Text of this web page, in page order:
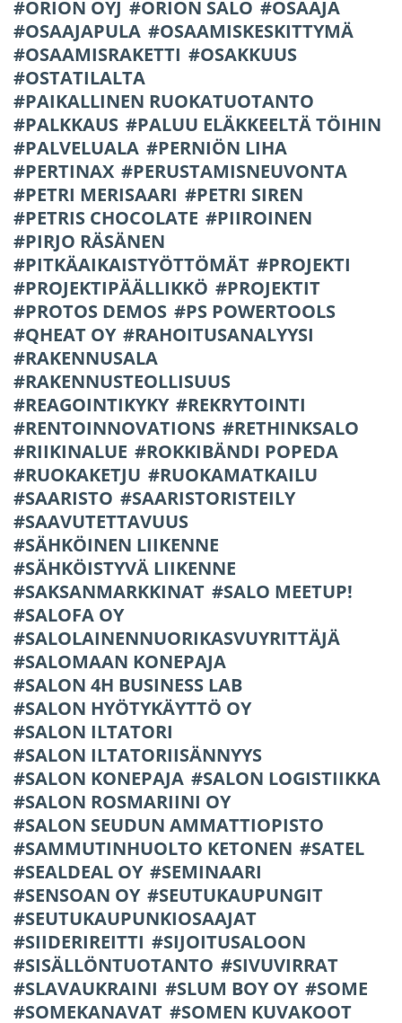
ORION OYJ
ORION SALO
OSAAJA
OSAAJAPULA
OSAAMISKESKITTYMÄ
OSAAMISRAKETTI
OSAKKUUS
OSTATILALTA
PAIKALLINEN RUOKATUOTANTO
PALKKAUS
PALUU ELÄKKEELTÄ TÖIHIN
PALVELUALA
PERNIÖN LIHA
PERTINAX
PERUSTAMISNEUVONTA
PETRI MERISAARI
PETRI SIREN
PETRIS CHOCOLATE
PIIROINEN
PIRJO RÄSÄNEN
PITKÄAIKAISTYÖTTÖMÄT
PROJEKTI
PROJEKTIPÄÄLLIKKÖ
PROJEKTIT
PROTOS DEMOS
PS POWERTOOLS
QHEAT OY
RAHOITUSANALYYSI
RAKENNUSALA
RAKENNUSTEOLLISUUS
REAGOINTIKYKY
REKRYTOINTI
RENTOINNOVATIONS
RETHINKSALO
RIIKINALUE
ROKKIBÄNDI POPEDA
RUOKAKETJU
RUOKAMATKAILU
SAARISTO
SAARISTORISTEILY
SAAVUTETTAVUUS
SÄHKÖINEN LIIKENNE
SÄHKÖISTYVÄ LIIKENNE
SAKSANMARKKINAT
SALO MEETUP!
SALOFA OY
SALOLAINENNUORIKASVUYRITTÄJÄ
SALOMAAN KONEPAJA
SALON 4H BUSINESS LAB
SALON HYÖTYKÄYTTÖ OY
SALON ILTATORI
SALON ILTATORIISÄNNYYS
SALON KONEPAJA
SALON LOGISTIIKKA
SALON ROSMARIINI OY
SALON SEUDUN AMMATTIOPISTO
SAMMUTINHUOLTO KETONEN
SATEL
SEALDEAL OY
SEMINAARI
SENSOAN OY
SEUTUKAUPUNGIT
SEUTUKAUPUNKIOSAAJAT
SIIDERIREITTI
SIJOITUSALOON
SISÄLLÖNTUOTANTO
SIVUVIRRAT
SLAVAUKRAINI
SLUM BOY OY
SOME
SOMEKANAVAT
SOMEN KUVAKOOT